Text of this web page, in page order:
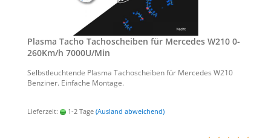
Plas­ma Tacho Ta­cho­schei­ben für Mer­ce­des W210 0-​
260Km/h 7000U/Min
Selbst­leuch­ten­de Plas­ma Ta­cho­schei­ben für Mer­ce­des W210
Ben­zi­ner. Ein­fa­che Mon­ta­ge.
Lieferzeit: 1-2 Tage (Ausland abweichend)